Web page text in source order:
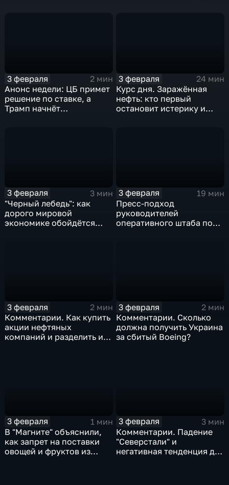
3 февраля
2 мин
Анонс недели: ЦБ примет
решение по ставке, а
Трамп начнёт
3 февраля
24 мин
Курс дня. Заражённая
нефть: кто первый
остановит истерику и
3 февраля
3 мин
"Черный лебедь": как
дорого мировой
экономике обойдётся
3 февраля
19 мин
Пресс-подход
руководителей
оперативного штаба по
3 февраля
2 мин
Комментарии. Как купить
акции нефтяных
компаний и разделить их
3 февраля
2 мин
Комментарии. Сколько
должна получить Украина
за сбитый Boeing?
3 февраля
1 мин
В "Магните" объяснили,
как запрет на поставки
овощей и фруктов из
3 февраля
3 мин
Комментарии. Падение
"Северстали" и
негативная тенденция для